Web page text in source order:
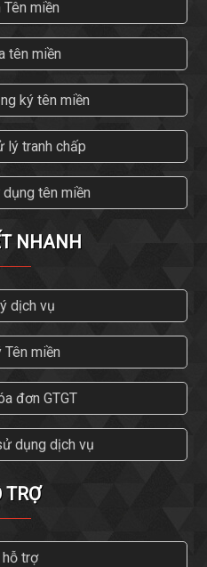
Tên miền
tên miền
ký tên miền
lý tranh chấp
tên miền
NHANH
dịch vụ
Tên miền
đơn GTGT
dụng dịch vụ
TRỢ
trợ